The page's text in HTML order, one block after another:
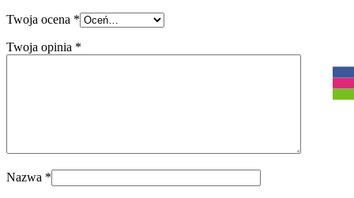
Twoja ocena *
Twoja opinia *
Nazwa *